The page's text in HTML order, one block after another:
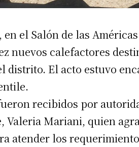
en el Salón de las
nuevos calefactores
distrito. El acto estuvo
recibidos por
Valeria Mariani, quien
atender los